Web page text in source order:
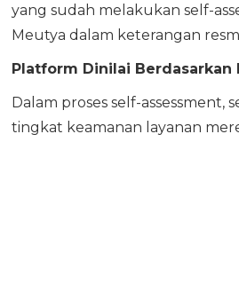
yang sudah melakukan self-
Meutya dalam keterangan
Platform Dinilai Berdasarkan
Dalam proses self-
tingkat keamanan layanan